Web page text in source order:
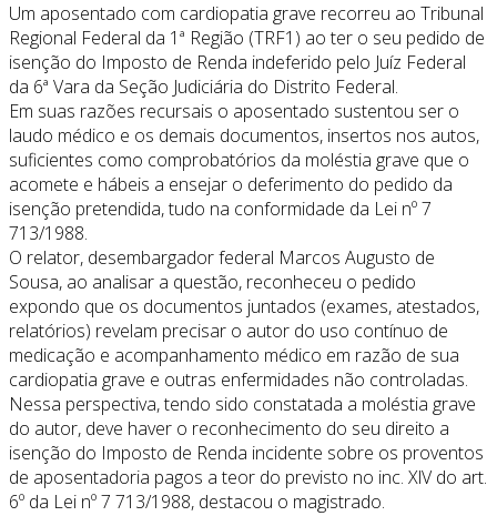
Um aposentado com cardiopatia grave recorreu ao Tribunal
Regional Federal da 1ª Região (TRF1) ao ter o seu pedido de
isenção do Imposto de Renda indeferido pelo Juíz Federal
da 6ª Vara da Seção Judiciária do Distrito Federal.
Em suas razões recursais o aposentado sustentou ser o
laudo médico e os demais documentos, insertos nos autos,
suficientes como comprobatórios da moléstia grave que o
acomete e hábeis a ensejar o deferimento do pedido da
isenção pretendida, tudo na conformidade da Lei nº 7
713/1988.
O relator, desembargador federal Marcos Augusto de
Sousa, ao analisar a questão, reconheceu o pedido
expondo que os documentos juntados (exames, atestados,
relatórios) revelam precisar o autor do uso contínuo de
medicação e acompanhamento médico em razão de sua
cardiopatia grave e outras enfermidades não controladas.
Nessa perspectiva, tendo sido constatada a moléstia grave
do autor, deve haver o reconhecimento do seu direito a
isenção do Imposto de Renda incidente sobre os proventos
de aposentadoria pagos a teor do previsto no inc. XlV do art.
6º da Lei nº 7 713/1988, destacou o magistrado.